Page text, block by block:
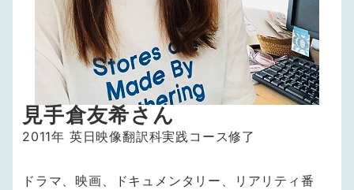
見手倉友希さん
2011年 英日映像翻訳科実践コース修了
ドラマ、映画、ドキュメンタリー、リアリティ番